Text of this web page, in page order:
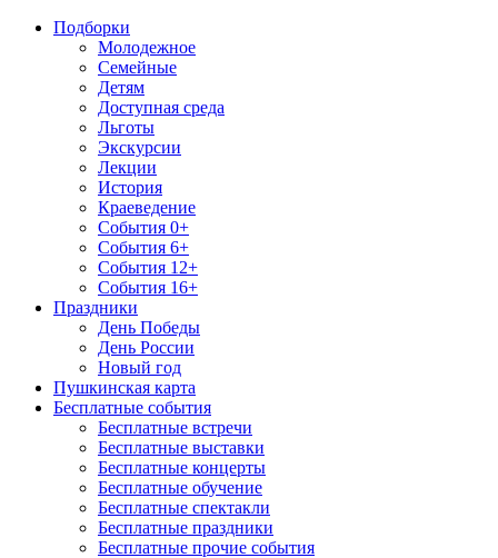
Подборки
Молодежное
Семейные
Детям
Доступная среда
Льготы
Экскурсии
Лекции
История
Краеведение
События 0+
События 6+
События 12+
События 16+
Праздники
День Победы
День России
Новый год
Пушкинская карта
Бесплатные события
Бесплатные встречи
Бесплатные выставки
Бесплатные концерты
Бесплатные обучение
Бесплатные спектакли
Бесплатные праздники
Бесплатные прочие события